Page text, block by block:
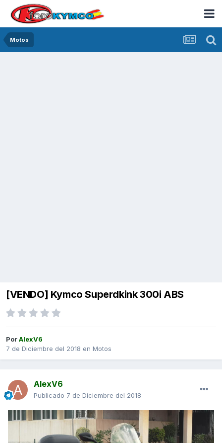
Motos
[VENDO] Kymco Superdkink 300i ABS
PorAlexV6
7 de Diciembre del 2018 en Motos
AlexV6
Publicado 7 de Diciembre del 2018